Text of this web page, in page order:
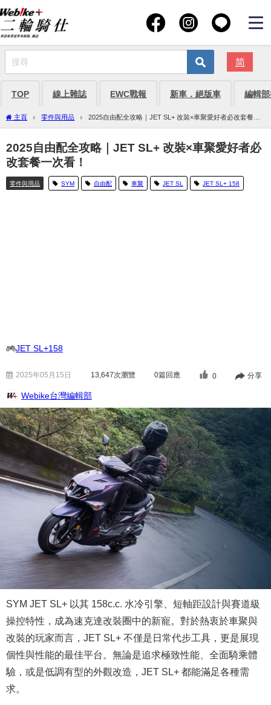
简
TOP 線上雜誌 EWC戰報 新車．絕版車 編輯
主頁 零件與用品
2025自由配全攻略｜JET SL+ 改裝×車聚愛好者必改套餐一
次看！
2025自由配全攻略｜JET SL+ 改裝×車聚愛好者必
改套餐一次看！
零件與用品 SYM 自由配 車聚 JET SL JET SL+ 158
JET SL+158
2025年05月15日 13,647次瀏覽 0篇回應 0 分享
Webike台灣編輯部
SYM JET SL+ 以其 158c.c. 水冷引擎、短軸距設計與賽道級
操控特性，成為速克達改裝圈中的新寵。 對於熱衷於車聚與
改裝的玩家而言，JET SL+ 不僅是日常代步工具，更是展現
個性與性能的最佳平台。 無論是追求極致性能、全面騎乘體
驗，或是低調有型的外觀改造，JET SL+ 都能滿足各種需
求。